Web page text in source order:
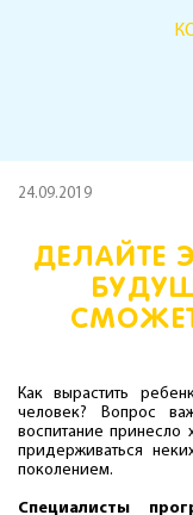
24.09.2019
ДЕЛАЙТЕ
Как вырастить
человек? Вопрос
воспитание
придерживаться
поколением.
Специалисты